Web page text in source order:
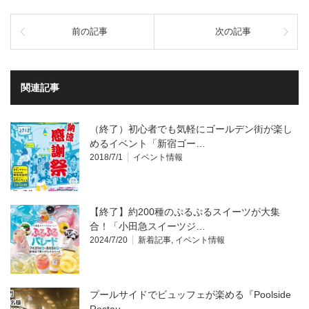
前の記事 次の記事
関連記事
（終了）初心者でも気軽にゴールデン街が楽し
めるイベント「新宿ゴー…
2018/7/1 イベント情報
【終了】約200種のぷるぷるスイーツが大集
合！「小田急スイーツジ…
2024/7/20 新着記事, イベント情報
プールサイドでビュッフェが楽める『Poolside